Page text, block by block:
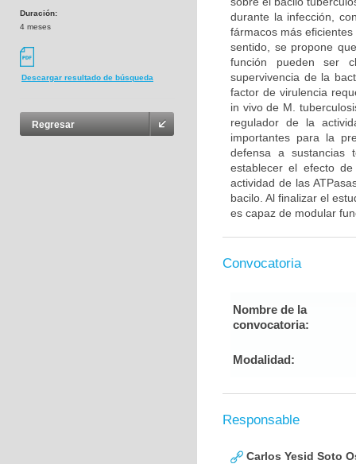
Duración:
4 meses
Descargar resultado de búsqueda
Regresar
durante la infección,
fármacos más
sentido, se propone
función pueden ser
supervivencia de la
factor de virulencia
in vivo de M.
regulador de la
importantes para la
defensa a sustancias
establecer el efecto
actividad de las
bacilo. Al finalizar el
es capaz de modular
Convocatoria
Nombre de la
convocatoria:
Modalidad:
Responsable
Carlos Yesid Soto